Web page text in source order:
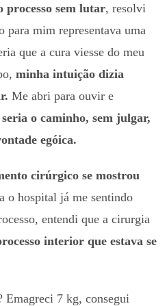
processo sem lutar, resolvi
para mim representava uma
que a cura viesse do meu
minha intuição dizia
Me abri para ouvir e
o caminho, sem julgar,
egóica.
cirúrgico se mostrou
o hospital já me sentindo
entendi que a cirurgia
interior que estava se
Emagreci 7 kg, consegui